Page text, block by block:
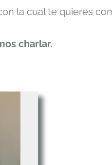
la cual te quieres
charlar.